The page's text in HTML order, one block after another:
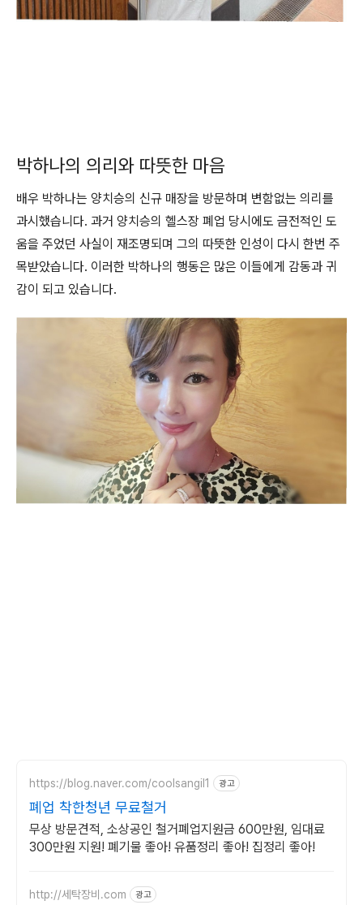
박하나의 의리와 따뜻한 마음
배우 박하나는 양치승의 신규 매장을 방문하며 변함없는 의리를
과시했습니다. 과거 양치승의 헬스장 폐업 당시에도 금전적인 도
움을 주었던 사실이 재조명되며 그의 따뜻한 인성이 다시 한번 주
목받았습니다. 이러한 박하나의 행동은 많은 이들에게 감동과 귀
감이 되고 있습니다.
https://blog.naver.com/coolsangil1 광고
폐업 착한청년 무료철거
무상 방문견적, 소상공인 철거폐업지원금 600만원, 임대료
300만원 지원! 폐기물 좋아! 유품정리 좋아! 집정리 좋아!
http://세탁장비.com 광고